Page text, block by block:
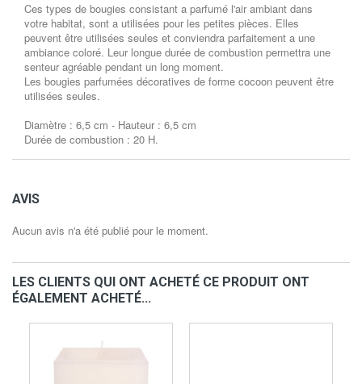
Ces types de bougies consistant a parfumé l'air ambiant dans
votre habitat, sont a utilisées pour les petites pièces. Elles
peuvent être utilisées seules et conviendra parfaitement a une
ambiance coloré. Leur longue durée de combustion permettra une
senteur agréable pendant un long moment.
Les bougies parfumées décoratives de forme cocoon peuvent être
utilisées seules.
Diamètre : 6,5 cm - Hauteur : 6,5 cm
Durée de combustion : 20 H.
AVIS
Aucun avis n'a été publié pour le moment.
LES CLIENTS QUI ONT ACHETÉ CE PRODUIT ONT
ÉGALEMENT ACHETÉ...